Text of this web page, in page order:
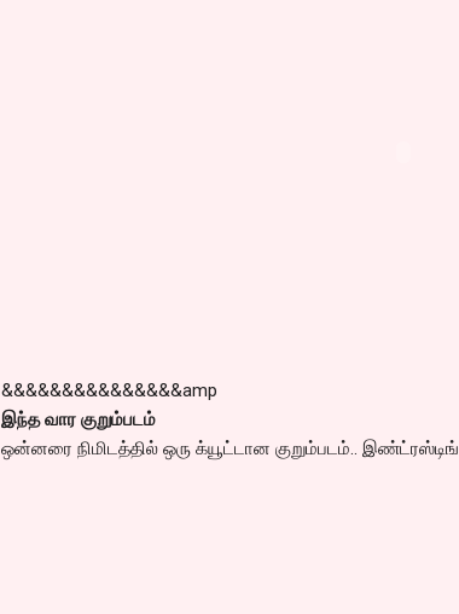
&&&&&&&&&&&&&&&amp
இந்த வார குறும்படம்
ஒன்னரை நிமிடத்தில் ஒரு க்யூட்டான குறும்படம்.. இண்ட்ரஸ்டிங்